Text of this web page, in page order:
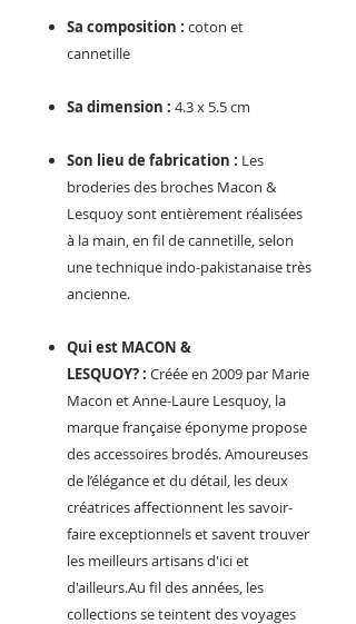
Sa composition : coton et
cannetille
Sa dimension : 4.3 x 5.5 cm
Son lieu de fabrication : Les
broderies des broches Macon &
Lesquoy sont entièrement réalisées
à la main, en fil de cannetille, selon
une technique indo-pakistanaise très
ancienne.
Qui est MACON &
LESQUOY? : Créée en 2009 par Marie
Macon et Anne-Laure Lesquoy, la
marque française éponyme propose
des accessoires brodés. Amoureuses
de l’élégance et du détail, les deux
créatrices affectionnent les savoir-
faire exceptionnels et savent trouver
les meilleurs artisans d'ici et
d'ailleurs.Au fil des années, les
collections se teintent des voyages